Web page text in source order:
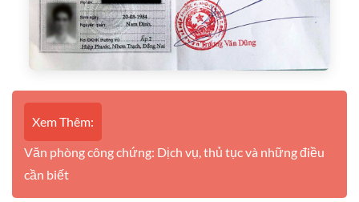
Xem Thêm:
Văn phòng công chứng: Dịch vụ, thủ tục và những điều
cần biết